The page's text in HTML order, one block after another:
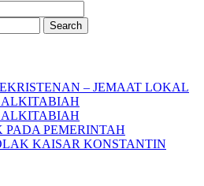
– JEMAAT LOKAL
ALKITABIAH
ALKITABIAH
PEMERINTAH
KAISAR KONSTANTIN